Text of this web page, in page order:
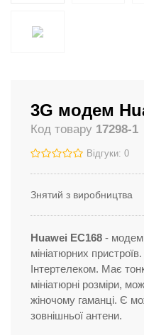
3G модем
Код товару 17298-1
Відгуки: 0
Знятий з виробництва
Huawei EC168 - модем
мініатюрних
Інтертелеком. Має
мініатюрні розміри,
жіночому гаманці. Є
зовнішньої антени.